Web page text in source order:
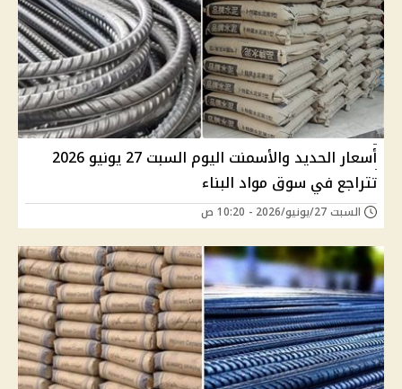
أسعار الحديد والأسمنت اليوم السبت 27 يونيو 2026
تتراجع في سوق مواد البناء
السبت 27/يونيو/2026 - 10:20 ص